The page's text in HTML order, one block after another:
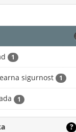
1
sigurnost 1
1
?